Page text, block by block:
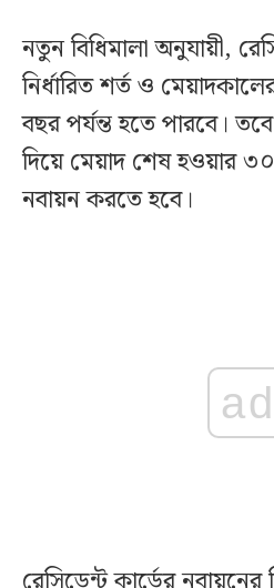
নতুন বিধিমালা অনুযায়ী,
নির্ধারিত শর্ত ও
বছর পর্যন্ত হতে পারবে। তবে
দিয়ে মেয়াদ শেষ হওয়ার
নবায়ন করতে হবে।
ad